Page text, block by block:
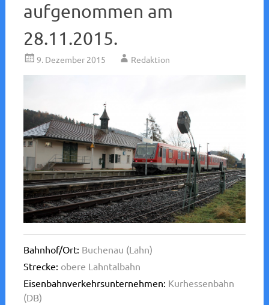
aufgenommen am
28.11.2015.
9. Dezember 2015 Redaktion
Bahnhof/Ort: Buchenau (Lahn)
Strecke: obere Lahntalbahn
Eisenbahnverkehrsunternehmen: Kurhessenbahn
(DB)